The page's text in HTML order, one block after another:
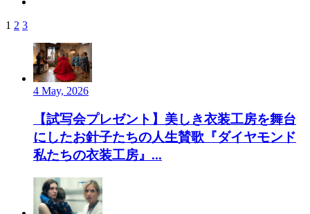
1 2 3
4 May, 2026
【試写会プレゼント】美しき衣装工房を舞台
にしたお針子たちの人生賛歌『ダイヤモンド
私たちの衣装工房』...